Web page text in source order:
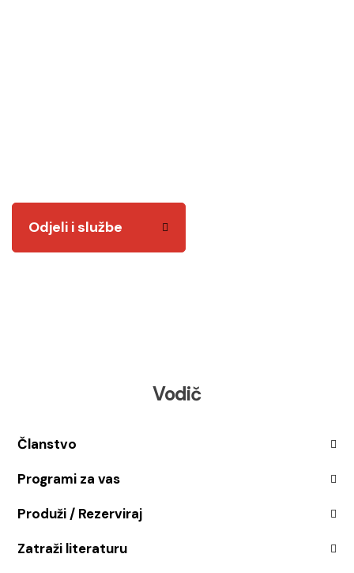
Odjeli i službe
Vodič
Članstvo
Programi za vas
Produži / Rezerviraj
Zatraži literaturu